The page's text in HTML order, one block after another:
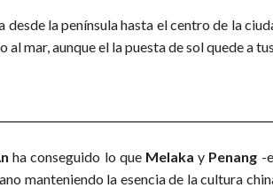
la península hasta el centro de la
mar, aunque el la puesta de sol quede a
ha conseguido lo que Melaka y Penang -
manteniendo la esencia de la cultura